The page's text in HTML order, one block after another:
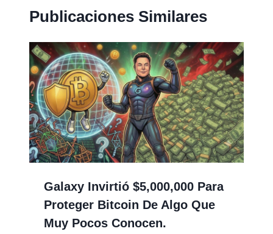
Publicaciones Similares
Galaxy Invirtió $5,000,000 Para
Proteger Bitcoin De Algo Que
Muy Pocos Conocen.